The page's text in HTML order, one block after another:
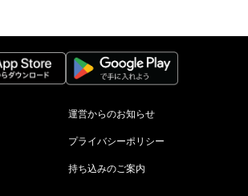
運営からのお知らせ
プライバシーポリシー
持ち込みのご案内